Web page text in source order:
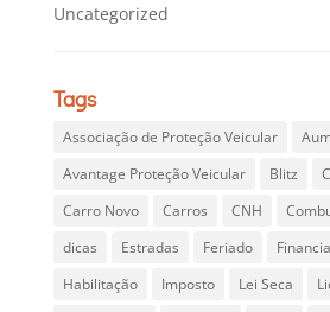
Uncategorized
Tags
Associação de Proteção Veicular
Avantage Proteção Veicular
Blitz
Carro Novo
Carros CNH
dicas
Estradas Feriado
Habilitação
Imposto Lei Seca